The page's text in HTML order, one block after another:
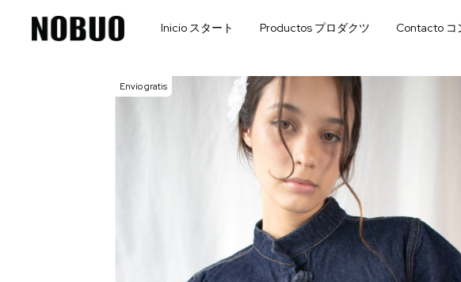
Inicio スタート Productos プロダクツ Contacto コ
Envío gratis